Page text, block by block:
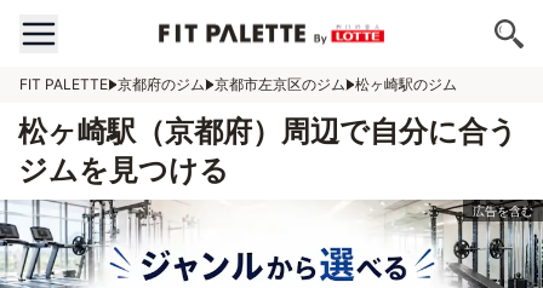
FIT PALETTE 京都府のジム 京都市左京区のジム 松ヶ崎駅のジム
松ヶ崎駅（京都府）周辺で自分に合う
ジムを見つける